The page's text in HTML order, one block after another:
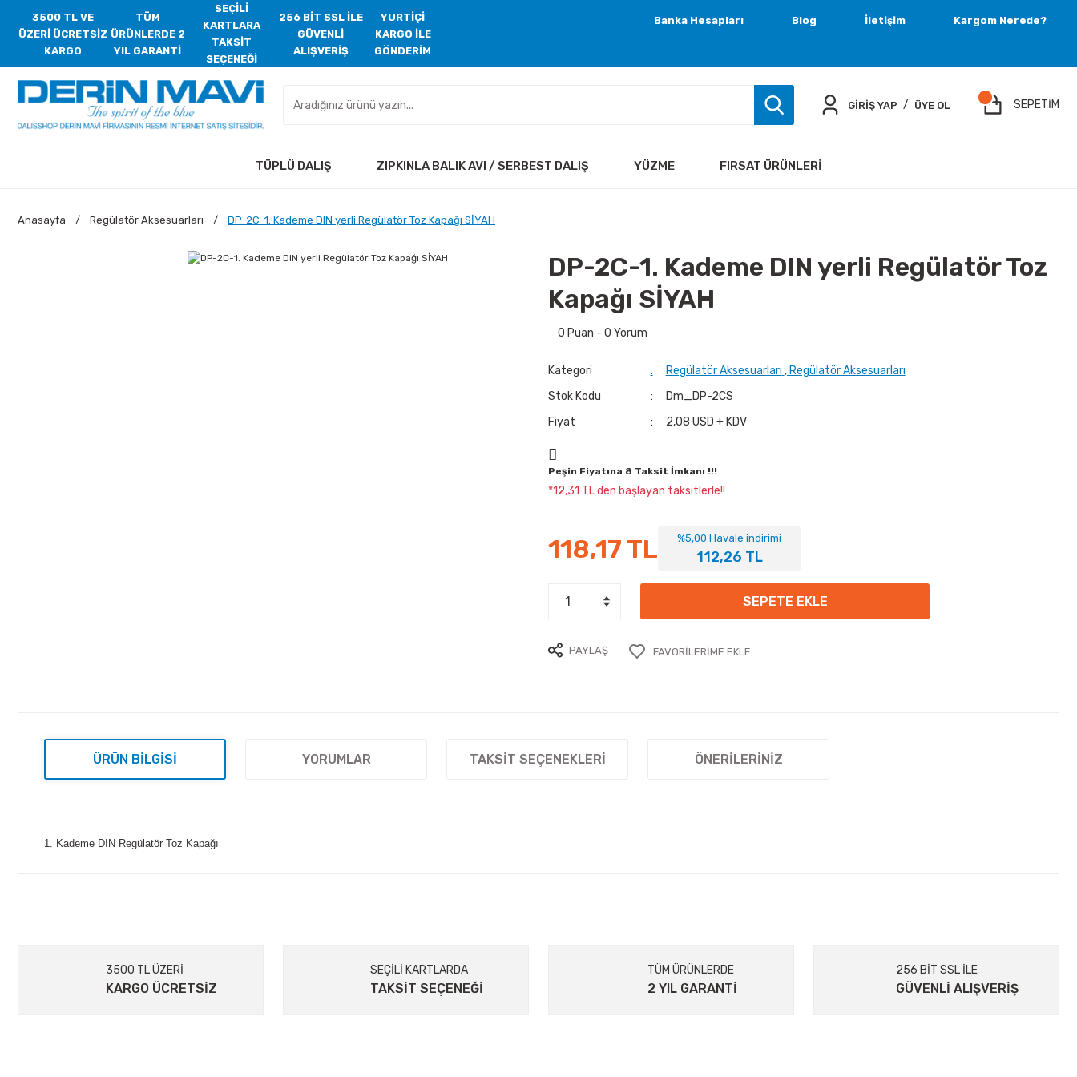
3500 TL VE
ÜZERİ ÜCRETSİZ
KARGO
TÜM
ÜRÜNLERDE 2
YIL GARANTİ
SEÇİLİ
KARTLARA
TAKSİT
SEÇENEĞİ
256 BİT SSL İLE
GÜVENLİ
ALIŞVERİŞ
YURTİÇİ
KARGO İLE
GÖNDERİM
Banka Hesapları Blog İletişim Kargom Nerede?
GİRİŞ YAP / ÜYE OL SEPETİM
TÜPLÜ DALIŞ ZIPKINLA BALIK AVI / SERBEST DALIŞ YÜZME FIRSAT ÜRÜNLERI
Anasayfa Regülatör Aksesuarları DP-2C-1. Kademe DIN yerli Regülatör Toz Kapağı SİYAH
DP-2C-1. Kademe DIN yerli Regülatör Toz
Kapağı SİYAH
0 Puan - 0 Yorum
Kategori Regülatör Aksesuarları ,Regülatör Aksesuarları
Stok Kodu
Dm_DP-2CS
Fiyat
2,08 USD + KDV
Peşin Fiyatına 8 Taksit İmkanı !!!
*12,31 TL den başlayan taksitlerle!!
118,17 TL %5,00 Havale indirimi
112,26 TL
SEPETE EKLE
PAYLAŞ
ÜRÜN BILGISI YORUMLAR TAKSIT SEÇENEKLERI ÖNERILERINIZ
1. Kademe DIN Regülatör Toz Kapağı
Ürün fiyatı diğer sitelerden daha pahalı.
3500 TL ÜZERİ
KARGO ÜCRETSİZ
SEÇİLİ KARTLARDA
TAKSİT SEÇENEĞİ
TÜM ÜRÜNLERDE
2 YIL GARANTİ
256 BİT SSL İLE
GÜVENLİ ALIŞVERİŞ